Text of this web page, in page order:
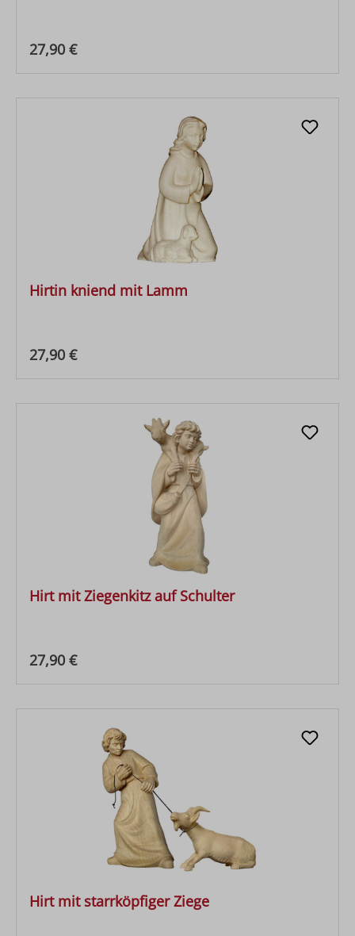
Regulärer Preis:
27,90 €
Hirtin kniend mit Lamm
Regulärer Preis:
27,90 €
Hirt mit Ziegenkitz auf Schulter
Regulärer Preis:
27,90 €
Hirt mit starrköpfiger Ziege